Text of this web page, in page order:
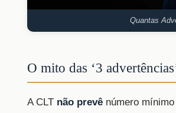
Quantas
O mito das ‘3
A CLT não prevê número